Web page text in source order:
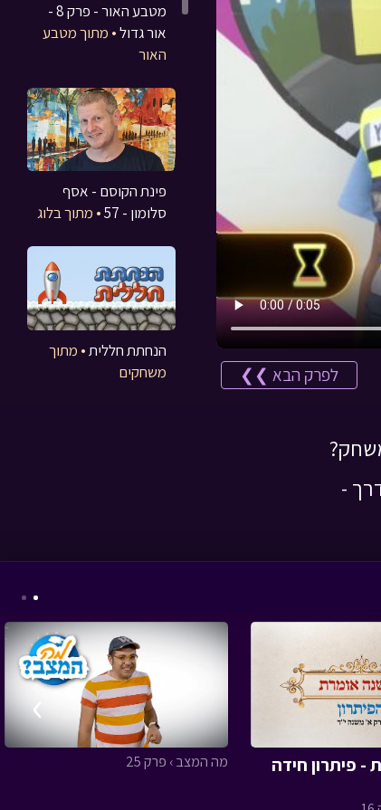
לפרק הבא ❯❯
מטבע האור - פרק 8 -
אור גדול• מתוך מטבע
האור
פינת הקוסם - אסף
סלומון - 57
• מתוך בלוג
הנחתת חללית• מתוך
משחקים
שומר הסיפורים -
המריח המסריח
שומר הסיפורים
-
פיתרון חידה
מה המצב › פרק 25
›